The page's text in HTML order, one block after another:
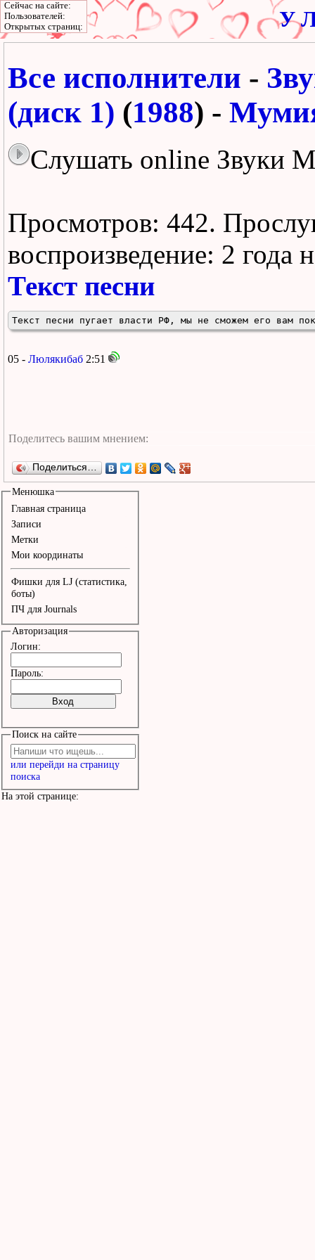
У
Все исполнители -
(диск 1) (1988) -
Слушать online Звуки
Просмотров: 442.
воспроизведение: 2 года
Текст песни
Текст песни пугает власти РФ, мы не сможем его вам
05 - Люлякибаб 2:51
Поделиться…
Менюшка
Главная страница
Записи
Метки
Мои координаты
Фишки для LJ (статистика,
боты)
ПЧ для Journals
Авторизация
Логин:
Пароль:
Поиск на сайте
или перейди на страницу
поиска
На этой странице:
Сейчас на сайте:
Пользователей:
Открытых страниц: